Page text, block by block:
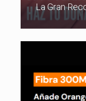
La Gran